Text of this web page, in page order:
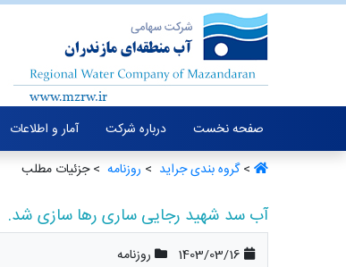
صفحه نخست درباره شرکت آمار و اطلاعات
>گروه بندی جراید ‏ > روزنامه ‏ > جزئیات مطلب
آب سد شهید رجایی ساری رها سازی شد.
1403/03/16 روزنامه